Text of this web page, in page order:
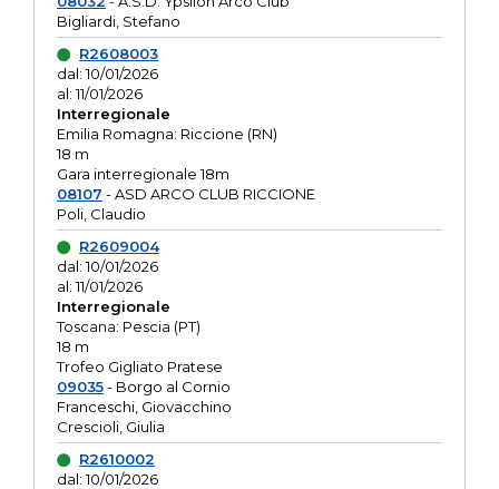
Bigliardi, Stefano
R2608003
dal: 10/01/2026
al: 11/01/2026
Interregionale
Emilia Romagna: Riccione (RN)
18 m
Gara interregionale 18m
08107 - ASD ARCO CLUB RICCIONE
Poli, Claudio
R2609004
dal: 10/01/2026
al: 11/01/2026
Interregionale
Toscana: Pescia (PT)
18 m
Trofeo Gigliato Pratese
09035- Borgo al Cornio
Franceschi, Giovacchino
Crescioli, Giulia
R2610002
dal: 10/01/2026